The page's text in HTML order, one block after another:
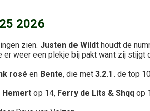
2026
zien. Justen de Wildt houdt de
er weer een plekje bij pakt want zij stijgt
rosé en Bente, die met 3.2.1. de top
Hemert op 14, Ferry de Lits & Shqq op